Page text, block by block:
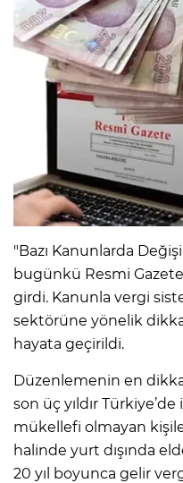
"Bazı Kanunlarda
bugünkü Resmi
girdi. Kanunla vergi
sektörüne yönelik
hayata geçirildi.
Düzenlemenin en
son üç yıldır
mükellefi olmayan
halinde yurt dışında
20 yıl boyunca gelir